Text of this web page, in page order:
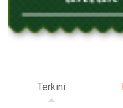
Terkini